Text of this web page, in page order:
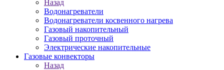
Назад
Водонагреватели
Водонагреватели косвенного нагрева
Газовый накопительный
Газовый проточный
Электрические накопительные
Газовые конвекторы
Назад